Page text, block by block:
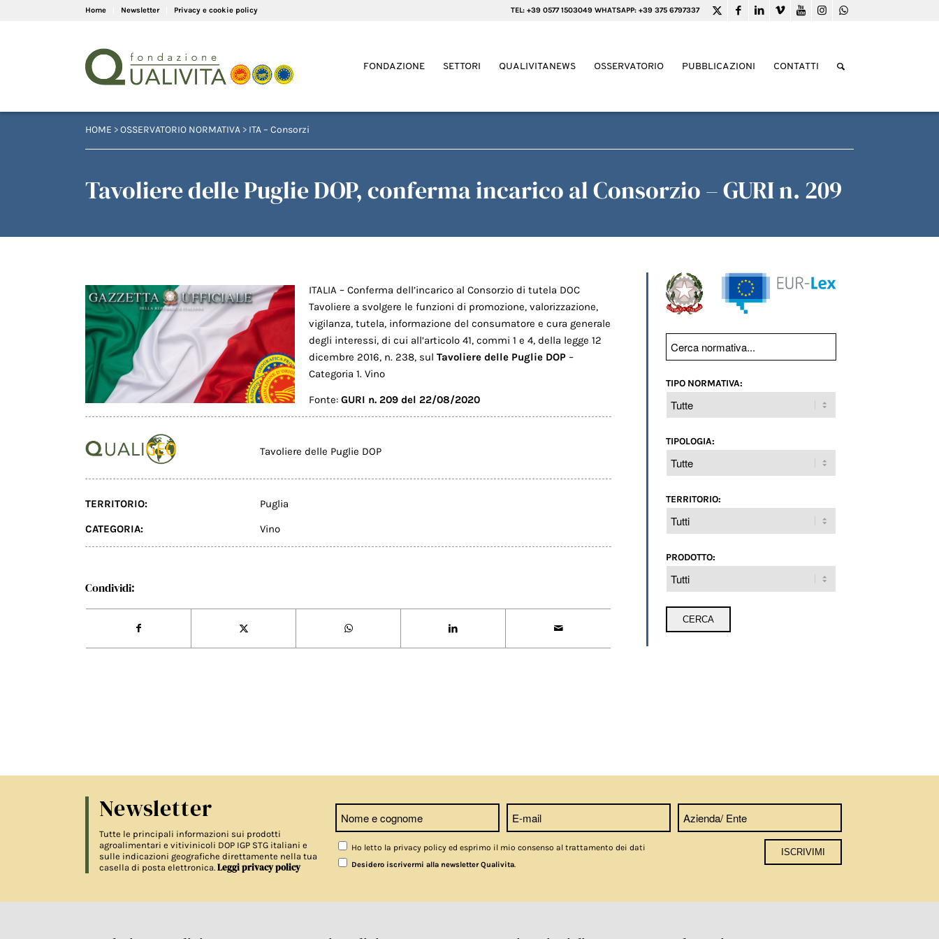
Home Newsletter Privacy e cookie policy TEL: +39 0577 1503049 WHATSAPP: +39 375 6797337
FONDAZIONE SETTORI QUALIVITANEWS OSSERVATORIO PUBBLICAZIONI CONTATTI
HOME >OSSERVATORIO NORMATIVA > ITA – Consorzi
Tavoliere delle Puglie DOP, conferma incarico al Consorzio – GURI n. 209
ITALIA – Conferma dell’incarico al Consorzio di tutela DOC
Tavoliere a svolgere le funzioni di promozione, valorizzazione,
vigilanza, tutela, informazione del consumatore e cura generale
degli interessi, di cui all’articolo 41, commi 1 e 4, della legge 12
dicembre 2016, n. 238, sul Tavoliere delle Puglie DOP –
Categoria 1. Vino
Fonte: GURI n. 209 del 22/08/2020
Tavoliere delle Puglie DOP
TERRITORIO: Puglia
CATEGORIA: Vino
Condividi:
TIPO NORMATIVA:
TIPOLOGIA:
TERRITORIO:
PRODOTTO:
Newsletter
Tutte le principali informazioni sui prodotti
agroalimentari e vitivinicoli DOP IGP STG italiani e
sulle indicazioni geografiche direttamente nella tua
casella di posta elettronica. Leggi privacy policy
Ho letto la privacy policy ed esprimo il mio consenso al trattamento dei dati
Desidero iscrivermi alla newsletter Qualivita.